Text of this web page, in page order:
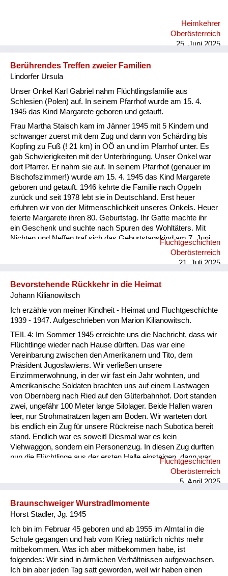
über Kontinente hinweg anbrüllt, und das ist einfach eineHeimkehrer
Oberösterreich
25. Juni 2025
Berührendes Treffen zweier Familien
Lindorfer Ursula
Unser Onkel Karl Gabriel nahm Flüchtlingsfamilie aus
Schlesien (Polen) auf. In seinem Pfarrhof wurde am 15. 4.
1945 das Kind Margarete geboren und getauft.
Frau Martha Staisch kam im Jänner 1945 mit 5 Kindern und
schwanger zuerst mit dem Zug und dann von Schärding bis
Kopfing zu Fuß (! 21 km) in OÖ an und im Pfarrhof unter. Es
gab Schwierigkeiten mit der Unterbringung. Unser Onkel war
dort Pfarrer. Er nahm sie auf. In seinem Pfarrhof (genauer im
Bischofszimmer!) wurde am 15. 4. 1945 das Kind Margarete
geboren und getauft. 1946 kehrte die Familie nach Oppeln
zurück und seit 1978 lebt sie in Deutschland. Erst heuer
erfuhren wir von der Mitmenschlichkeit unseres Onkels. Heuer
feierte Margarete ihren 80. Geburtstag. Ihr Gatte machte ihr
ein Geschenk und suchte nach Spuren des Wohltäters. Mit
Nichten und Neffen traf sich das Geburtstagskind am 7. Juni
2025 an dessen Grab (Pfarre Rannariedl, Pühret 4143
Fluchtgeschichten
Oberösterreich
21. Juli 2025
Bevorstehende Rückkehr in die Heimat
Johann Kilianowitsch
Ich erzähle von meiner Kindheit - Heimat und Fluchtgeschichte
1939 - 1947. Aufgeschrieben von Marion Kilianowitsch.
TEIL 4: Im Sommer 1945 erreichte uns die Nachricht, dass wir
Flüchtlinge wieder nach Hause dürften. Das war eine
Vereinbarung zwischen den Amerikanern und Tito, dem
Präsident Jugoslawiens. Wir verließen unsere
Einzimmerwohnung, in der wir fast ein Jahr wohnten, und
Amerikanische Soldaten brachten uns auf einem Lastwagen
von Obernberg nach Ried auf den Güterbahnhof. Dort standen
zwei, ungefähr 100 Meter lange Silolager. Beide Hallen waren
leer, nur Strohmatratzen lagen am Boden. Wir warteten dort
bis endlich ein Zug für unsere Rückreise nach Subotica bereit
stand. Endlich war es soweit! Diesmal war es kein
Viehwaggon, sondern ein Personenzug. In diesen Zug durften
nun die Flüchtlinge aus der ersten Halle einsteigen, dann war
der Zug voll. Wir waren traurig und sahen uns sehr Leid, noch
nicht in unsere Heimat zurückzukehren und noch länger zu
großes Glück für uns war. Die Mutter mit den zwei Kindern
aus unserem Nachbar...
Fluchtgeschichten
Oberösterreich
5. April 2025
Braunschweiger Wurstradlmomente
Horst Stadler, Jg. 1945
Ich bin im Februar 45 geboren und ab 1955 im Almtal in die
Schule gegangen und hab vom Krieg natürlich nichts mehr
mitbekommen. Was ich aber mitbekommen habe, ist
folgendes: Wir sind in ärmlichen Verhältnissen aufgewachsen.
Ich bin aber jeden Tag satt geworden, weil wir haben einen